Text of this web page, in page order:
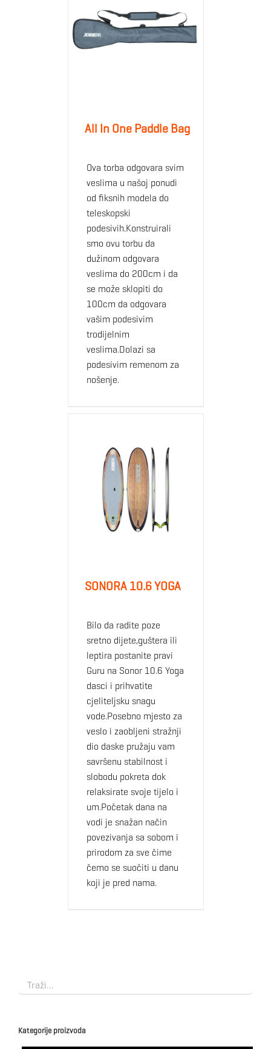
All In One Paddle Bag
Ova torba odgovara svim
veslima u našoj ponudi
od fiksnih modela do
teleskopski
podesivih.Konstruirali
smo ovu torbu da
dužinom odgovara
veslima do 200cm i da
se može sklopiti do
100cm da odgovara
vašim podesivim
trodijelnim
veslima.Dolazi sa
podesivim remenom za
nošenje.
SONORA 10.6 YOGA
Bilo da radite poze
sretno dijete,guštera ili
leptira postanite pravi
Guru na Sonor 10.6 Yoga
dasci i prihvatite
cjeliteljsku snagu
vode.Posebno mjesto za
veslo i zaobljeni stražnji
dio daske pružaju vam
savršenu stabilnost i
slobodu pokreta dok
relaksirate svoje tijelo i
um.Početak dana na
vodi je snažan način
povezivanja sa sobom i
prirodom za sve čime
čemo se suočiti u danu
koji je pred nama.
Kategorije proizvoda